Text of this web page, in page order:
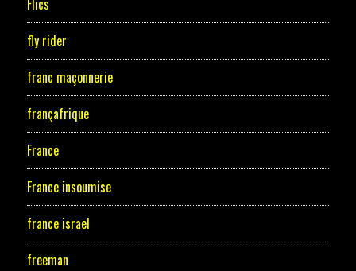
Flics
fly rider
franc maçonnerie
françafrique
France
France insoumise
france israel
freeman